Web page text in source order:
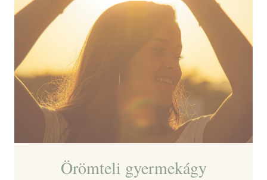
Örömteli gyermekágy